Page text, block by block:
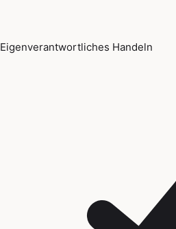
Eigenverantwortliches Handeln